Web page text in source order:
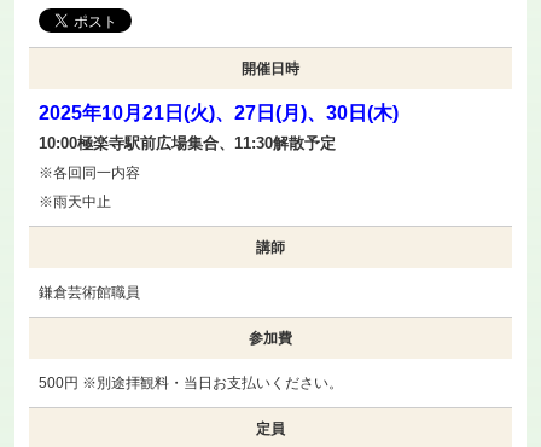
開催日時
2025年10月21日(火)、27日(月)、30日(木)
10:00極楽寺駅前広場集合、11:30解散予定
※各回同一内容
※雨天中止
講師
鎌倉芸術館職員
参加費
500円 ※別途拝観料・当日お支払いください。
定員